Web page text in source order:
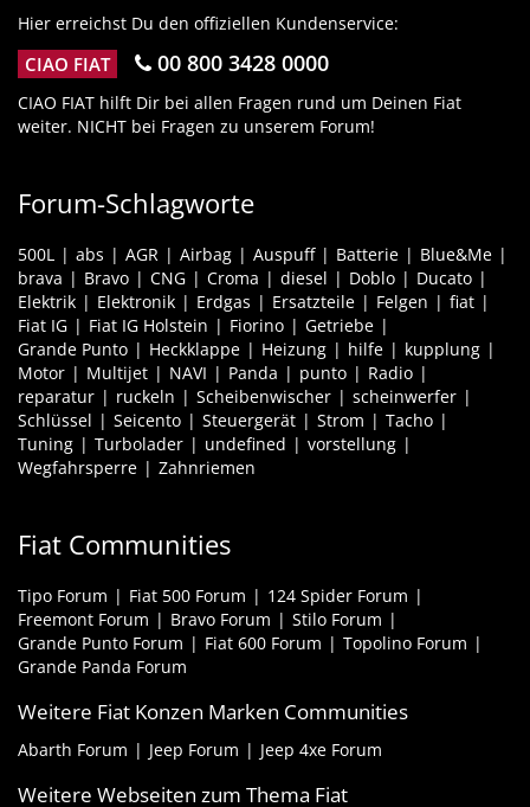
Hier erreichst Du den offiziellen Kundenservice:
CIAO FIAT 00 800 3428 0000
CIAO FIAT hilft Dir bei allen Fragen rund um Deinen Fiat
weiter. NICHT bei Fragen zu unserem Forum!
Forum-Schlagworte
500L abs AGR Airbag Auspuff Batterie
Blue&Me
brava
Bravo CNG Croma diesel Doblo
Ducato
Elektrik
Elektronik Erdgas Ersatzteile Felgen
fiat
Fiat IG
Fiat IG Holstein Fiorino
Getriebe
Grande Punto
Heckklappe Heizung hilfe
kupplung
Motor
Multijet NAVI Panda punto
Radio
reparatur
ruckeln Scheibenwischer
scheinwerfer
Schlüssel
Seicento Steuergerät Strom
Tacho
Tuning
Turbolader undefined
vorstellung
Wegfahrsperre
Zahnriemen
Fiat Communities
Tipo Forum Fiat 500 Forum
124 Spider Forum
Freemont Forum
Bravo Forum
Stilo Forum
Grande Punto Forum
Fiat 600 Forum
Topolino Forum
Grande Panda Forum
Weitere Fiat Konzen Marken Communities
Abarth Forum Jeep Forum Jeep 4xe Forum
Weitere Webseiten zum Thema Fiat